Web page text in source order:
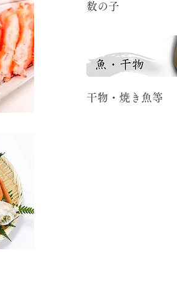
​数の子
​干物・焼き魚等​